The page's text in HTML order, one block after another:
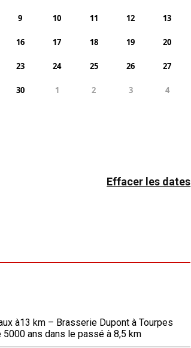
9 10 11 12 13
16 17 18 19 20
23 24 25 26 27
30 1 2 3 4
Effacer les dates
à13 km – Brasserie Dupont à Tourpes
ans dans le passé à 8,5 km